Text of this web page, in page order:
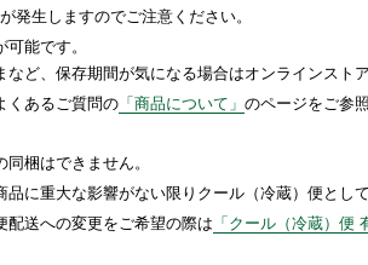
発生しますのでご注意ください。
能です。
など、保存期間が気になる場合はオンラインスト
くあるご質問の 「商品について」 のページをご参
梱はできません。
に重大な影響がない限りクール（冷蔵）便とし
配送への変更をご希望の際は 「クール（冷蔵）便